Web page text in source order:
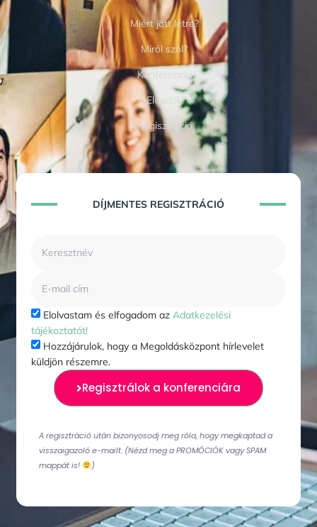
Miért jött létre?
Miről szól?
Konferencia
Előadók
Regisztráció
DÍJMENTES REGISZTRÁCIÓ​
Elolvastam és elfogadom azAdatkezelési
tájékoztatót!
Hozzájárulok, hogy a Megoldásközpont hírlevelet
küldjön részemre.
Regisztrálok a konferenciára
A regisztráció után bizonyosodj meg róla, hogy megkaptad a
visszaigazoló e-mailt. (Nézd meg a PROMÓCIÓK vagy SPAM
mappát is!
)